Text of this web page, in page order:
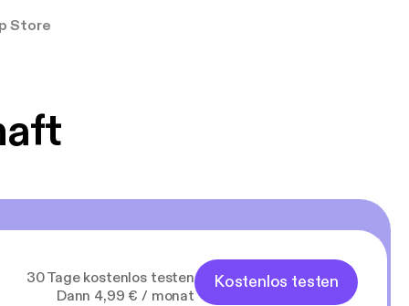
Store
30 Tage kostenlos testen
Dann 4,99 € / monat
Kostenlos testen